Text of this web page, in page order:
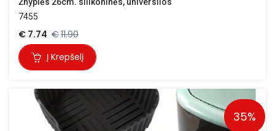
7455
€ 7.74 €11.90
Į Krepšelį
35%